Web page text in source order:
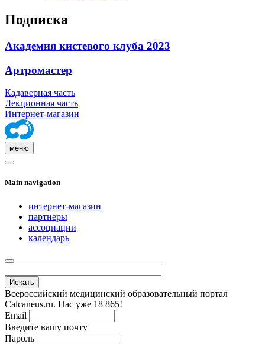
Подписка
Академия кистевого клуба 2023
Артромастер
Кадаверная часть
Лекционная часть
Интернет-магазин
меню
Main navigation
интернет-магазин
партнеры
ассоциации
календарь
Всероссийский медицинский образовательный портал
Calcaneus.ru. Нас уже 18 865!
Email
Введите вашу почту
Пароль